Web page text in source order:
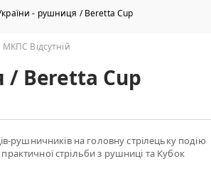
- рушниця / Beretta Cup
МКПС Відсутній
/ Beretta Cup
рушничників на головну стрілецьку подію
стрільби з рушниці та Кубок